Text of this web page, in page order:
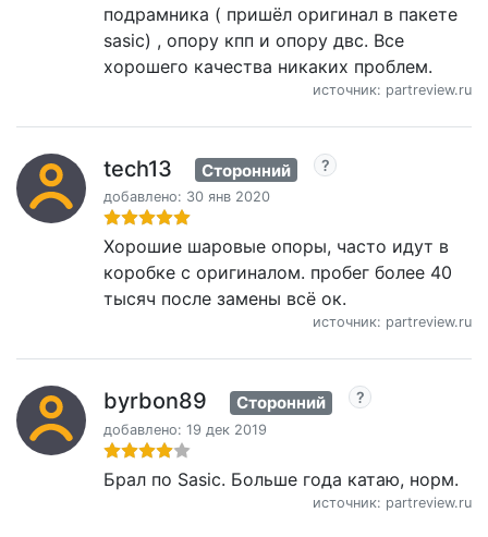
подрамника ( пришёл оригинал в пакете
sasic) , опору кпп и опору двс. Все
хорошего качества никаких проблем.
источник: partreview.ru
tech13 Сторонний
добавлено: 30 янв 2020
Хорошие шаровые опоры, часто идут в
коробке с оригиналом. пробег более 40
тысяч после замены всё ок.
источник: partreview.ru
byrbon89 Сторонний
добавлено: 19 дек 2019
Брал по Sasic. Больше года катаю, норм.
источник: partreview.ru